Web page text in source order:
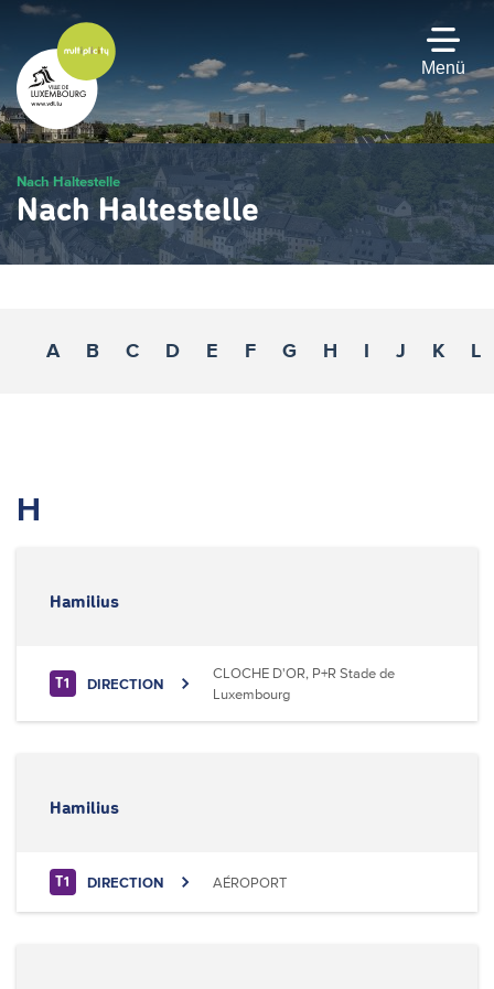
Zum
Hauptinhalt
gehen
Menü
Nach Haltestelle
Nach Haltestelle
A B C D E F G H I J K L
H
Hamilius
T1 DIRECTION
CLOCHE D'OR, P+R Stade de
Luxembourg
Hamilius
T1 DIRECTION AÉROPORT